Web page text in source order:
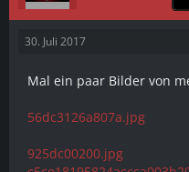
30. Juli 2017
Mal ein paar Bilder von
56dc3126a807a.jpg
925dc00200.jpg